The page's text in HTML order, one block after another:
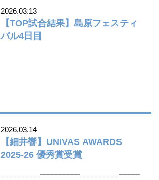
2026.03.13
【TOP試合結果】島原フェスティ
バル4日目
2026.03.14
【細井響】UNIVAS AWARDS
2025-26 優秀賞受賞